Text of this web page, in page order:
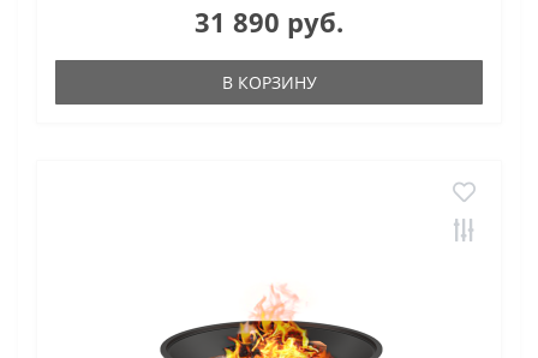
31 890 руб.
В КОРЗИНУ